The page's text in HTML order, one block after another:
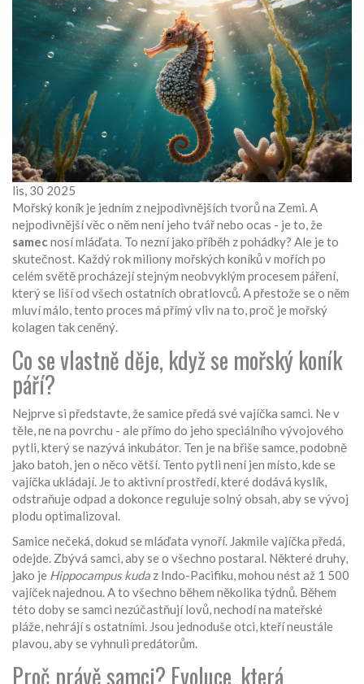
lis, 30 2025
Mořský koník je jedním z nejpodivnějších tvorů na Zemi. A
nejpodivnější věc o něm není jeho tvář nebo ocas - je to, že
samecnosí mláďata. To nezní jako příběh z pohádky? Ale je to
skutečnost. Každý rok miliony mořských koníků v mořích po
celém světě procházejí stejným neobvyklým procesem páření,
který se liší od všech ostatních obratlovců. A přestože se o něm
mluví málo, tento proces má přímý vliv na to, proč je mořský
kolagen tak ceněný.
Co se vlastně děje, když se mořský koník
páří?
Nejprve si představte, že samice předá své vajíčka samci. Ne v
těle, ne na povrchu - ale přímo do jeho speciálního vývojového
pytli, který se nazývá inkubátor. Ten je na břiše samce, podobně
jako batoh, jen o něco větší. Tento pytli není jen místo, kde se
vajíčka ukládají. Je to aktivní prostředí, které dodává kyslík,
odstraňuje odpad a dokonce reguluje solný obsah, aby se vývoj
plodu optimalizoval.
Samice nečeká, dokud se mláďata vynoří. Jakmile vajíčka předá,
odejde. Zbývá samci, aby se o všechno postaral. Některé druhy,
jako je Hippocampus kuda z Indo-Pacifiku, mohou nést až 1 500
vajíček najednou. A to všechno během několika týdnů. Během
této doby se samci nezúčastňují lovů, nechodí na mateřské
pláže, nehrájí s ostatními. Jsou jednoduše otci, kteří neustále
plavou, aby se vyhnuli predátorům.
Proč právě samci? Evoluce, která